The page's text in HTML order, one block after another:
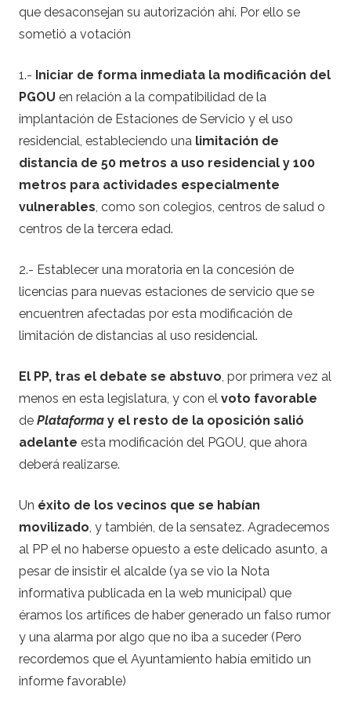
que desaconsejan su autorización ahí. Por ello se
sometió a votación
1.- Iniciar de forma inmediata la modificación del
PGOU en relación a la compatibilidad de la
implantación de Estaciones de Servicio y el uso
residencial, estableciendo una limitación de
distancia de 50 metros a uso residencial y 100
metros para actividades especialmente
vulnerables, como son colegios, centros de salud o
centros de la tercera edad.
2.- Establecer una moratoria en la concesión de
licencias para nuevas estaciones de servicio que se
encuentren afectadas por esta modificación de
limitación de distancias al uso residencial.
El PP, tras el debate se abstuvo, por primera vez al
menos en esta legislatura, y con el voto favorable
de Plataforma y el resto de la oposición salió
adelante esta modificación del PGOU, que ahora
deberá realizarse.
Un éxito de los vecinos que se habían
movilizado, y también, de la sensatez. Agradecemos
al PP el no haberse opuesto a este delicado asunto, a
pesar de insistir el alcalde (ya se vio la Nota
informativa publicada en la web municipal) que
éramos los artífices de haber generado un falso rumor
y una alarma por algo que no iba a suceder (Pero
recordemos que el Ayuntamiento había emitido un
informe favorable)